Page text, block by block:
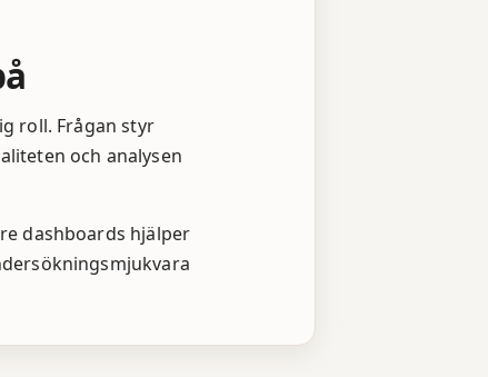
roll. Frågan styr
och analysen
dashboards hjälper